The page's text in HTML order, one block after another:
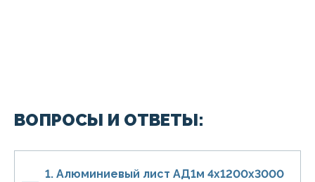
ВОПРОСЫ И ОТВЕТЫ:
1. Алюминиевый лист АД1м 4х1200х3000